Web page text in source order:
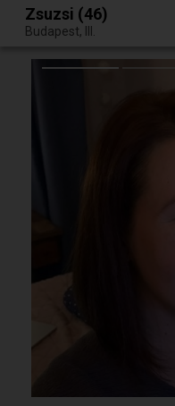
Egy jó randiból bármi lehet.
Zsuzsi (46)
Budapest, III.